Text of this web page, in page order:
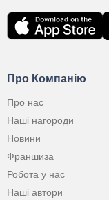
Про Компанію
Про нас
Наші нагороди
Новини
Франшиза
Робота у нас
Наші автори